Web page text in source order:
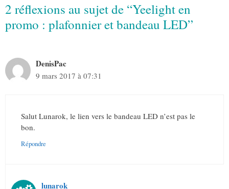
2 réflexions au sujet de “Yeelight en
promo : plafonnier et bandeau LED”
DenisPac
9 mars 2017 à 07:31
Salut Lunarok, le lien vers le bandeau LED n’est pas le
bon.
Répondre
lunarok